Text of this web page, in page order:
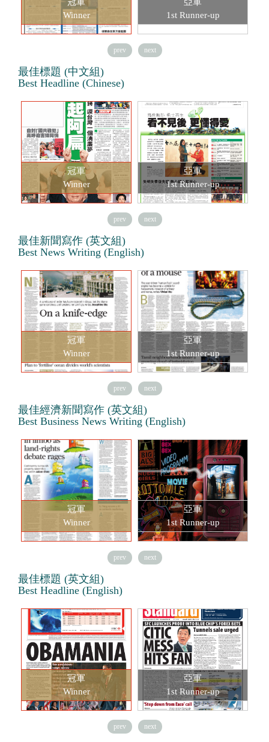
Winner
1st Runner-up
prev next
最佳標題 (中文組)
Best Headline (Chinese)
冠軍
Winner
亞軍
1st Runner-up
prev next
最佳新聞寫作 (英文組)
Best News Writing (English)
冠軍
Winner
亞軍
1st Runner-up
prev next
最佳經濟新聞寫作 (英文組)
Best Business News Writing (English)
冠軍
Winner
亞軍
1st Runner-up
prev next
最佳標題 (英文組)
Best Headline (English)
冠軍
Winner
亞軍
1st Runner-up
prev next